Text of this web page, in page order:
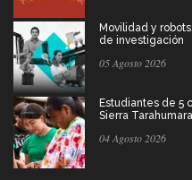
Movilidad y
de investigación
05 Agosto 2026
Estudiantes de 5
Sierra Tarahumara
04 Agosto 2026